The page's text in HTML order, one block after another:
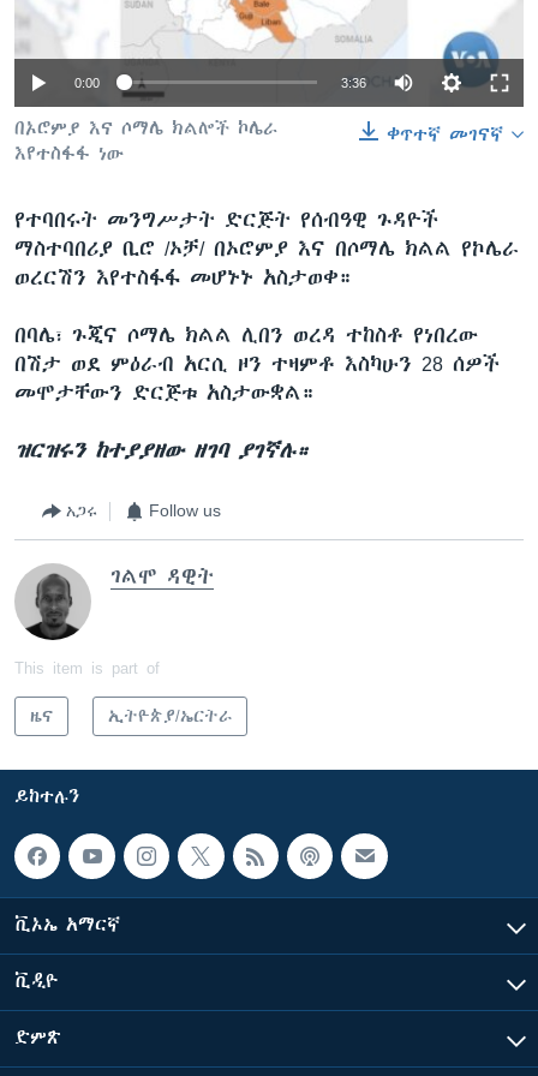
ቋንቋዎች
0:00 3:36
ቀጥተኛ መገናኛ
በኦሮምያ እና ሶማሌ ክልሎች ኮሌራ
እየተስፋፋ ነው
የተባበሩት መንግሥታት ድርጅት የሰብዓዊ ጉዳዮች
ማስተባበሪያ ቢሮ /ኦቻ/ በኦሮምያ እና በሶማሌ ክልል የኮሌራ
ወረርሽን እየተስፋፋ መሆኑኑ አስታወቀ።
በባሌ፣ ጉጂና ሶማሌ ክልል ሊበን ወረዳ ተከስቶ የነበረው
በሽታ ወደ ምዕራብ አርሲ ዞን ተዛምቶ እስካሁን 28 ሰዎች
መሞታቸውን ድርጅቱ አስታውቋል።
ዝርዝሩን ከተያያዘው ዘገባ ያገኛሉ።
አጋሩ Follow us
ገልሞ ዳዊት
This item is part of
ዜና ኢትዮጵያ/ኤርትራ
ይከተሉን
ቪኦኤ አማርኛ
ቪዲዮ
ድምጽ